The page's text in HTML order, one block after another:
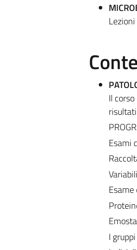
Il
Esami
I